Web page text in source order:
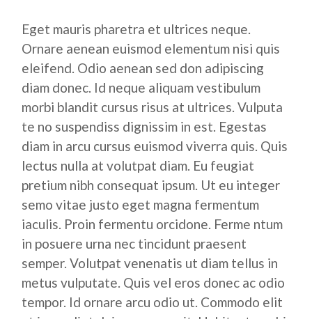
Eget mauris pharetra et ultrices neque.
Ornare aenean euismod elementum nisi quis
eleifend. Odio aenean sed don adipiscing
diam donec. Id neque aliquam vestibulum
morbi blandit cursus risus at ultrices. Vulputa
te no suspendiss dignissim in est. Egestas
diam in arcu cursus euismod viverra quis. Quis
lectus nulla at volutpat diam. Eu feugiat
pretium nibh consequat ipsum. Ut eu integer
semo vitae justo eget magna fermentum
iaculis. Proin fermentu orcidone. Ferme ntum
in posuere urna nec tincidunt praesent
semper. Volutpat venenatis ut diam tellus in
metus vulputate. Quis vel eros donec ac odio
tempor. Id ornare arcu odio ut. Commodo elit